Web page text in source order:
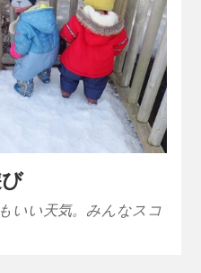
いい天気。みんなスコ